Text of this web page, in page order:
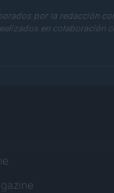
por la redacción
en colaboración